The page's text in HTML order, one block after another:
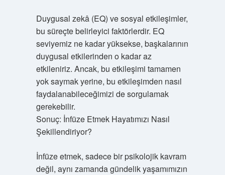
Duygusal zekâ (EQ) ve sosyal etkileşimler,
bu süreçte belirleyici faktörlerdir. EQ
seviyemiz ne kadar yüksekse, başkalarının
duygusal etkilerinden o kadar az
etkileniriz. Ancak, bu etkileşimi tamamen
yok saymak yerine, bu etkileşimden nasıl
faydalanabileceğimizi de sorgulamak
gerekebilir.
Sonuç: İnfüze Etmek Hayatımızı Nasıl
Şekillendiriyor?
İnfüze etmek, sadece bir psikolojik kavram
değil, aynı zamanda gündelik yaşamımızın